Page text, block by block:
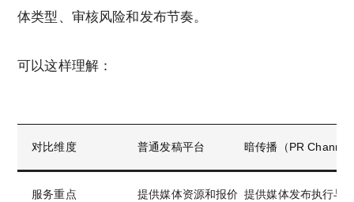
体类型、审核风险和发布节奏。
可以这样理解：
对比维度 普通发稿平台 暗传播（PR Channel
服务重点 提供媒体资源和报价 提供媒体发布执行与